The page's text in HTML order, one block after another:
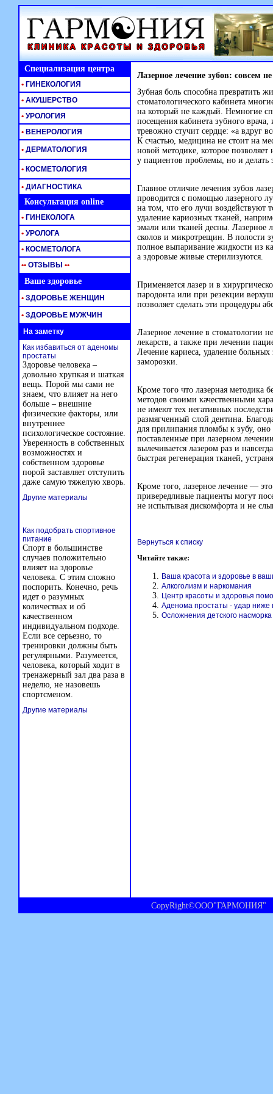
Специализация центра Лазерное лечение зубов: совсем
Зубная боль способна превратить
стоматологического кабинета
на который не каждый. Немногие
посещения кабинета зубного
тревожно стучит сердце: «а вдруг
К счастью, медицина не стоит на
новой методике, которое
у пациентов проблемы, но и делать
Главное отличие лечения зубов
проводится с помощью лазерного
на том, что его лучи воздействуют
удаление кариозных тканей,
эмали или тканей десны. Лазерное
сколов и микротрещин. В полости
полное выпаривание жидкости из
а здоровые живые стерилизуются.
Применяется лазер и в
пародонта или при резекции
позволяет сделать эти процедуры
Лазерное лечение в стоматологии
лекарств, а также при лечении
Лечение кариеса, удаление
заморозки.
Кроме того что лазерная методика
методов своими качественными
не имеют тех негативных
размягченный слой дентина.
для прилипания пломбы к зубу,
поставленные при лазерном
вылечивается лазером раз и
быстрая регенерация тканей,
Кроме того, лазерное лечение —
привередливые пациенты могут
не испытывая дискомфорта и не
Вернуться к списку
Читайте также:
Ваша красота и здоровье в
Алкоголизм и наркомания
Центр красоты и здоровья
Аденома простаты - удар ниже
Осложнения детского
• ГИНЕКОЛОГИЯ
• АКУШЕРСТВО
• УРОЛОГИЯ
• ВЕНЕРОЛОГИЯ
• ДЕРМАТОЛОГИЯ
• КОСМЕТОЛОГИЯ
• ДИАГНОСТИКА
Консультация online
• ГИНЕКОЛОГА
• УРОЛОГА
• КОСМЕТОЛОГА
•• ОТЗЫВЫ ••
Ваше здоровье
• ЗДОРОВЬЕ ЖЕНЩИН
• ЗДОРОВЬЕ МУЖЧИН
На заметку
Как избавиться от аденомы
простаты
Здоровье человека –
довольно хрупкая и шаткая
вещь. Порой мы сами не
знаем, что влияет на него
больше – внешние
физические факторы, или
внутреннее
психологическое состояние.
Уверенность в собственных
возможностях и
собственном здоровье
порой заставляет отступить
даже самую тяжелую хворь.
Другие материалы
Как подобрать спортивное
питание
Спорт в большинстве
случаев положительно
влияет на здоровье
человека. С этим сложно
поспорить. Конечно, речь
идет о разумных
количествах и об
качественном
индивидуальном подходе.
Если все серьезно, то
тренировки должны быть
регулярными. Разумеется,
человека, который ходит в
тренажерный зал два раза в
неделю, не назовешь
спортсменом.
Другие материалы